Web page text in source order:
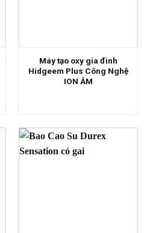
Máy tạo oxy gia đình
Hidgeem Plus Công Nghệ
ION ÂM